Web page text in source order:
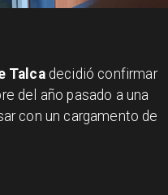
Talcadecidió confirmar
del año pasado a una
con un cargamento de